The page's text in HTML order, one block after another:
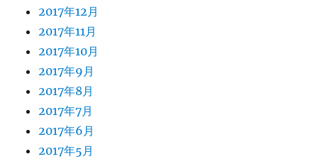
2017年12月
2017年11月
2017年10月
2017年9月
2017年8月
2017年7月
2017年6月
2017年5月